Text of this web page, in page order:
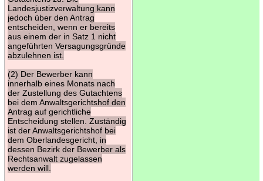
Landesjustizverwaltung kann
jedoch über den Antrag
entscheiden, wenn er bereits
aus einem der in Satz 1 nicht
angeführten Versagungsgründe
abzulehnen ist.
(2) Der Bewerber kann
innerhalb eines Monats nach
der Zustellung des Gutachtens
bei dem Anwaltsgerichtshof den
Antrag auf gerichtliche
Entscheidung stellen. Zuständig
ist der Anwaltsgerichtshof bei
dem Oberlandesgericht, in
dessen Bezirk der Bewerber als
Rechtsanwalt zugelassen
werden will.